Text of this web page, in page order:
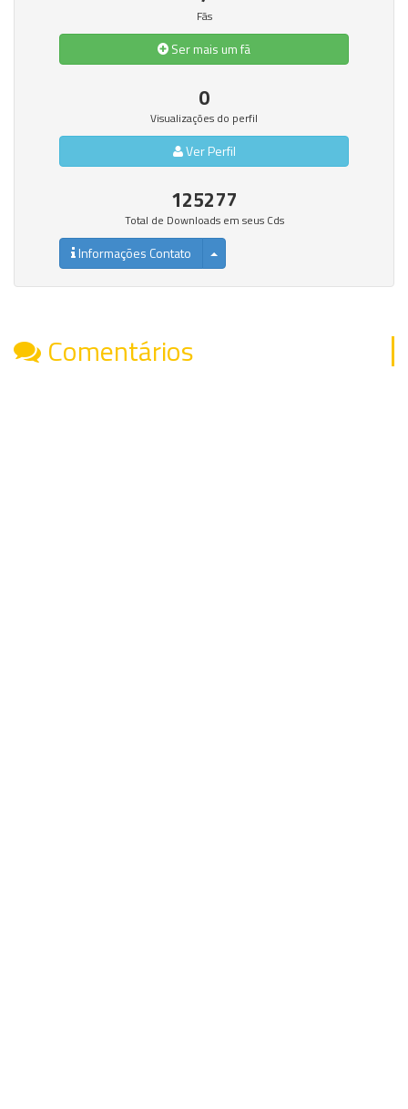
Fãs
Ser mais um fã
0
Visualizações do perfil
Ver Perfil
125277
Total de Downloads em seus Cds
Informações Contato
Comentários